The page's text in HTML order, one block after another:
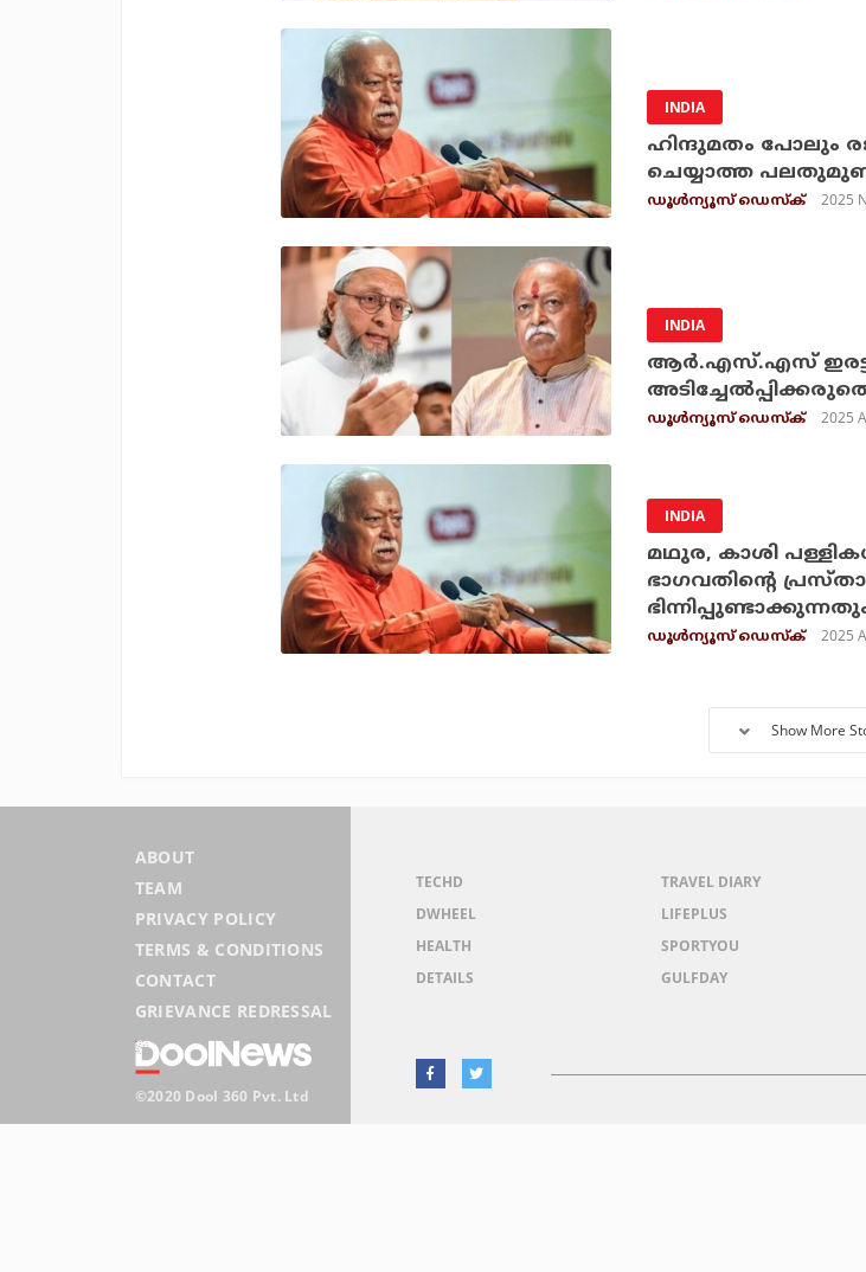
INDIA
ഹിന്ദുമതം പോലും
ചെയ്യാത്ത
ഡൂള്‍ന്യൂസ് ഡെസ്‌ക് 2025
INDIA
ആര്‍.എസ്.എസ്
ഡൂള്‍ന്യൂസ് ഡെസ്‌ക് 2025
INDIA
മഥുര, കാശി
ഭാഗവതിന്റെ
ഡൂള്‍ന്യൂസ് ഡെസ്‌ക് 2025
Show More
ABOUT
TEAM
PRIVACY POLICY
TERMS & CONDITIONS
CONTACT
GRIEVANCE REDRESSAL
©2020 Dool 360 Pvt. Ltd
TECHD
DWHEEL
HEALTH
DETAILS
TRAVEL DIARY
LIFEPLUS
SPORTYOU
GULFDAY